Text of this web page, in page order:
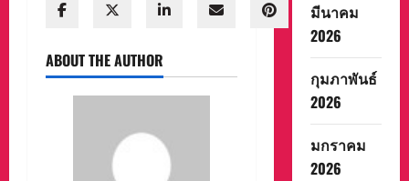
ABOUT THE AUTHOR
มีนาคม
2026
กุมภาพันธ์
2026
มกราคม
2026